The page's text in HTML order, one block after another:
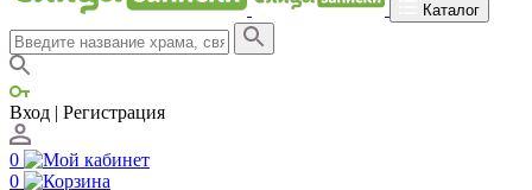
Каталог
Вход | Регистрация
0
0